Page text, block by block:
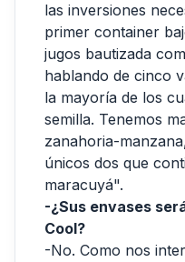
las inversiones
primer container
jugos bautizada
hablando de cinco
la mayoría de los
semilla. Tenemos
zanahoria-
únicos dos que
maracuyá".
-¿Sus envases
Cool?
-No. Como nos